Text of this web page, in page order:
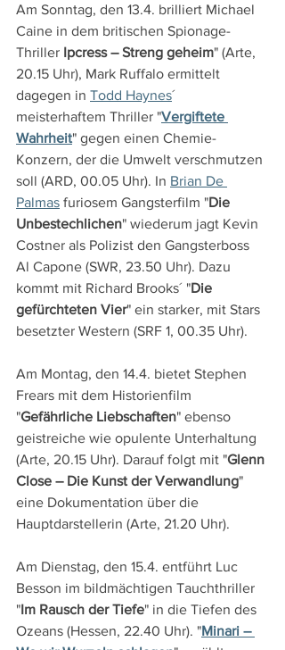
Am Sonntag, den 13.4. brilliert Michael
Caine in dem britischen Spionage-
Thriller Ipcress – Streng geheim" (Arte,
20.15 Uhr), Mark Ruffalo ermittelt
dagegen in Todd Haynes´
meisterhaftem Thriller "Vergiftete
Wahrheit" gegen einen Chemie-
Konzern, der die Umwelt verschmutzen
soll (ARD, 00.05 Uhr). In Brian De
Palmas furiosem Gangsterfilm "Die
Unbestechlichen" wiederum jagt Kevin
Costner als Polizist den Gangsterboss
Al Capone (SWR, 23.50 Uhr). Dazu
kommt mit Richard Brooks´ "Die
gefürchteten Vier" ein starker, mit Stars
besetzter Western (SRF 1, 00.35 Uhr).
Am Montag, den 14.4. bietet Stephen
Frears mit dem Historienfilm
"Gefährliche Liebschaften" ebenso
geistreiche wie opulente Unterhaltung
(Arte, 20.15 Uhr). Darauf folgt mit "Glenn
Close – Die Kunst der Verwandlung"
eine Dokumentation über die
Hauptdarstellerin (Arte, 21.20 Uhr).
Am Dienstag, den 15.4. entführt Luc
Besson im bildmächtigen Tauchthriller
"Im Rausch der Tiefe" in die Tiefen des
Ozeans (Hessen, 22.40 Uhr). "Minari –